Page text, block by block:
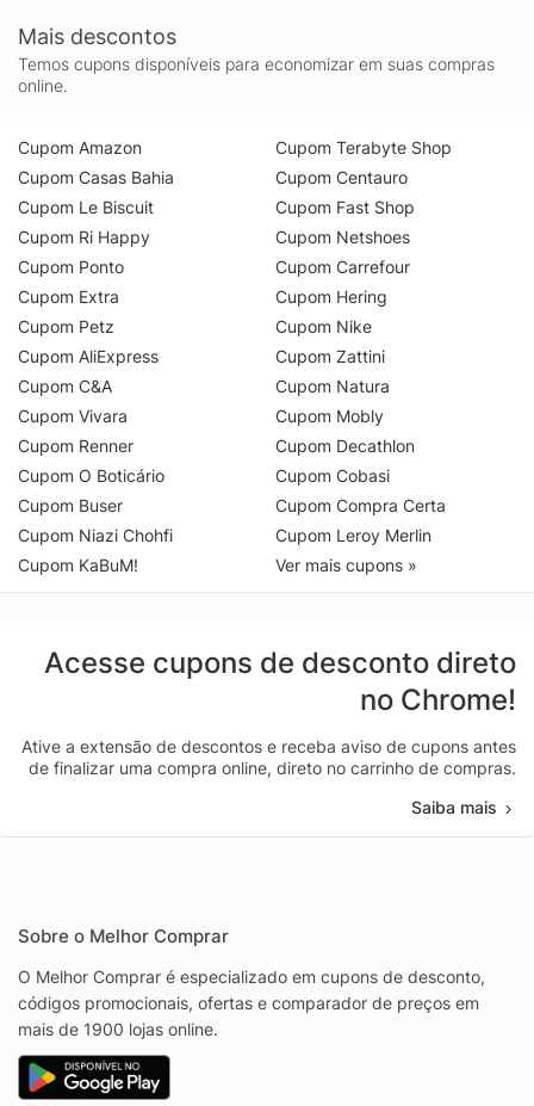
Mais descontos
Temos cupons disponíveis para economizar em suas compras
online.
Cupom Amazon
Cupom Casas Bahia
Cupom Le Biscuit
Cupom Ri Happy
Cupom Ponto
Cupom Extra
Cupom Petz
Cupom AliExpress
Cupom C&A
Cupom Vivara
Cupom Renner
Cupom O Boticário
Cupom Buser
Cupom Niazi Chohfi
Cupom KaBuM!
Cupom Terabyte Shop
Cupom Centauro
Cupom Fast Shop
Cupom Netshoes
Cupom Carrefour
Cupom Hering
Cupom Nike
Cupom Zattini
Cupom Natura
Cupom Mobly
Cupom Decathlon
Cupom Cobasi
Cupom Compra Certa
Cupom Leroy Merlin
Ver mais cupons »
Acesse cupons de desconto direto
no Chrome!
Ative a extensão de descontos e receba aviso de cupons antes
de finalizar uma compra online, direto no carrinho de compras.
Saiba mais
Sobre o Melhor Comprar
O Melhor Comprar é especializado em cupons de desconto,
códigos promocionais, ofertas e comparador de preços em
mais de 1900 lojas online.